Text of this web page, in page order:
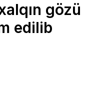
gözü
edilib